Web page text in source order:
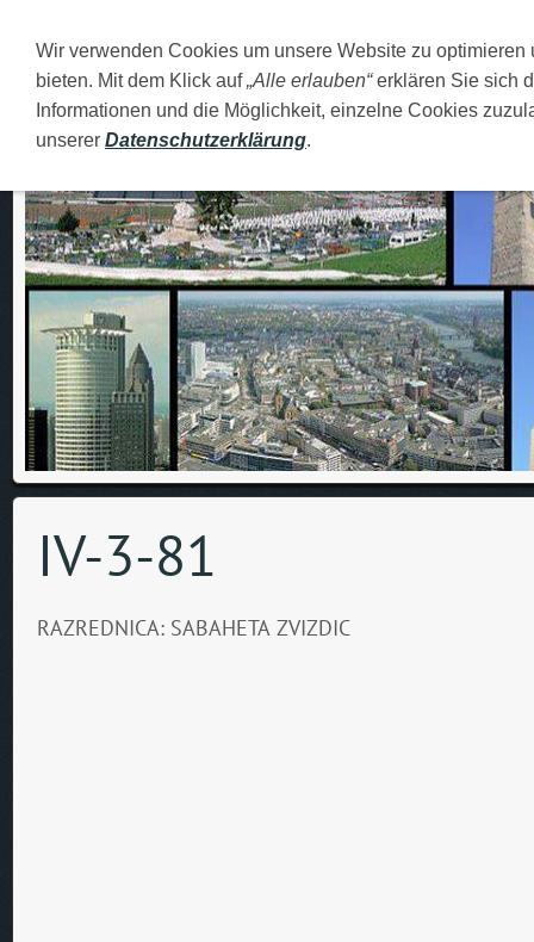
DEUTSCH O MENI FAMILIJA MOJI GRADOVI
IV-3-81
RAZREDNICA: SABAHETA ZVIZDIC
Wir verwenden Cookies um unsere Website zu
bieten. Mit dem Klick auf„Alle erlauben“erklären Sie sich
Informationen und die Möglichkeit, einzelne Cookies
unserer Datenschutzerklärung.